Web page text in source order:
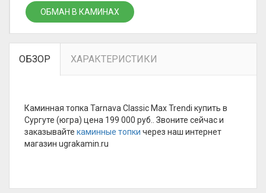
ОБМАН В КАМИНАХ
ОБЗОР ХАРАКТЕРИСТИКИ
Каминная топка Tarnava Classic Max Trendi купить в
Сургуте (югра) цена 199 000 руб.. Звоните сейчас и
заказывайте каминные топки через наш интернет
магазин ugrakamin.ru